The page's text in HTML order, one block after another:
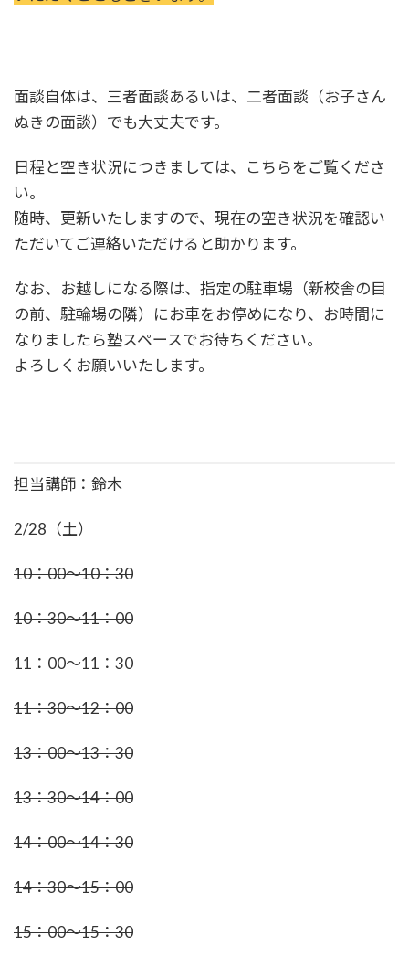
面談自体は、三者面談あるいは、二者面談（お子さん
ぬきの面談）でも大丈夫です。
日程と空き状況につきましては、こちらをご覧くださ
い。
随時、更新いたしますので、現在の空き状況を確認い
ただいてご連絡いただけると助かります。
なお、お越しになる際は、指定の駐車場（新校舎の目
の前、駐輪場の隣）にお車をお停めになり、お時間に
なりましたら塾スペースでお待ちください。
よろしくお願いいたします。
担当講師：鈴木
2/28（土）
10：00～10：30
10：30～11：00
11：00～11：30
11：30～12：00
13：00～13：30
13：30～14：00
14：00～14：30
14：30～15：00
15：00～15：30